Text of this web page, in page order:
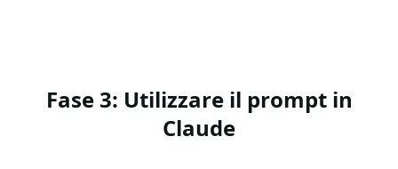
Fase 3: Utilizzare il prompt in
Claude